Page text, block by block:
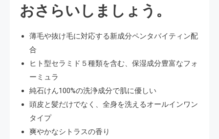
おさらいしましょう。
薄毛や抜け毛に対応する新成分ペンタバイティン配
合
ヒト型セラミド５種類を含む、保湿成分豊富なフォ
ーミュラ
純石けん100%の洗浄成分で肌に優しい
頭皮と髪だけでなく、全身を洗えるオールインワン
タイプ
爽やかなシトラスの香り